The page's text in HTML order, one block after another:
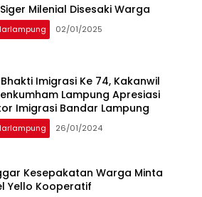
Milenial Disesaki Warga
02/01/2025
Imigrasi Ke 74, Kakanwil
Lampung Apresiasi
Imigrasi Bandar Lampung
26/01/2024
Kesepakatan Warga Minta
Yello Kooperatif